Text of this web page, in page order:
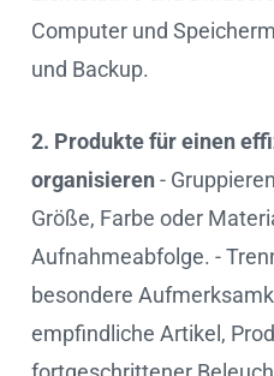
Computer und
und Backup.
2. Produkte für einen
organisieren-
Größe, Farbe oder
Aufnahmeabfolge. -
besondere
empfindliche Artikel,